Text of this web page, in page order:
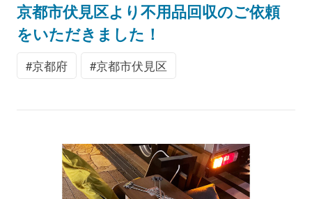
京都市伏見区より不用品回収のご依頼
をいただきました！
京都府 京都市伏見区